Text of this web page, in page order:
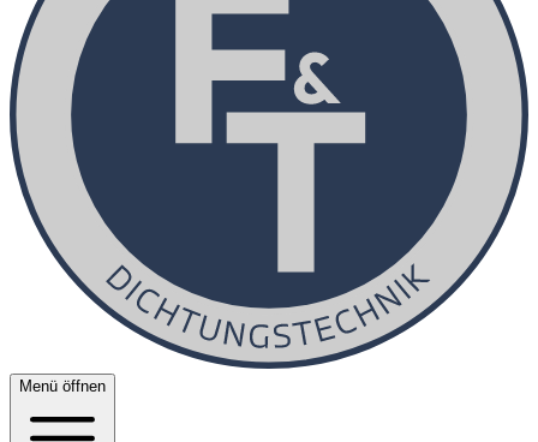
Menü öffnen